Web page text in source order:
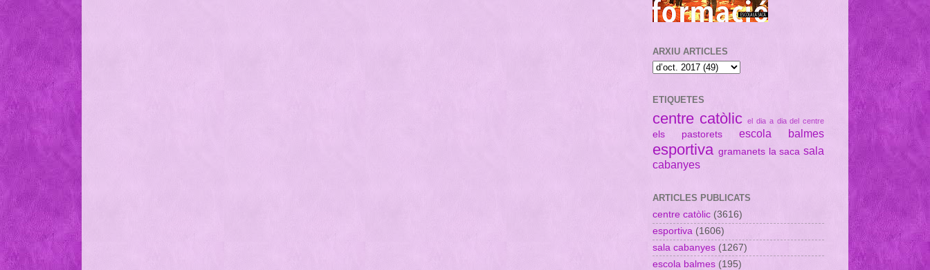
ARXIU ARTICLES
ETIQUETES
centre catòlic el dia a dia del centre
els pastorets escola balmes
esportiva gramanets la saca sala
cabanyes
ARTICLES PUBLICATS
centre catòlic (3616)
esportiva (1606)
sala cabanyes (1267)
escola balmes (195)